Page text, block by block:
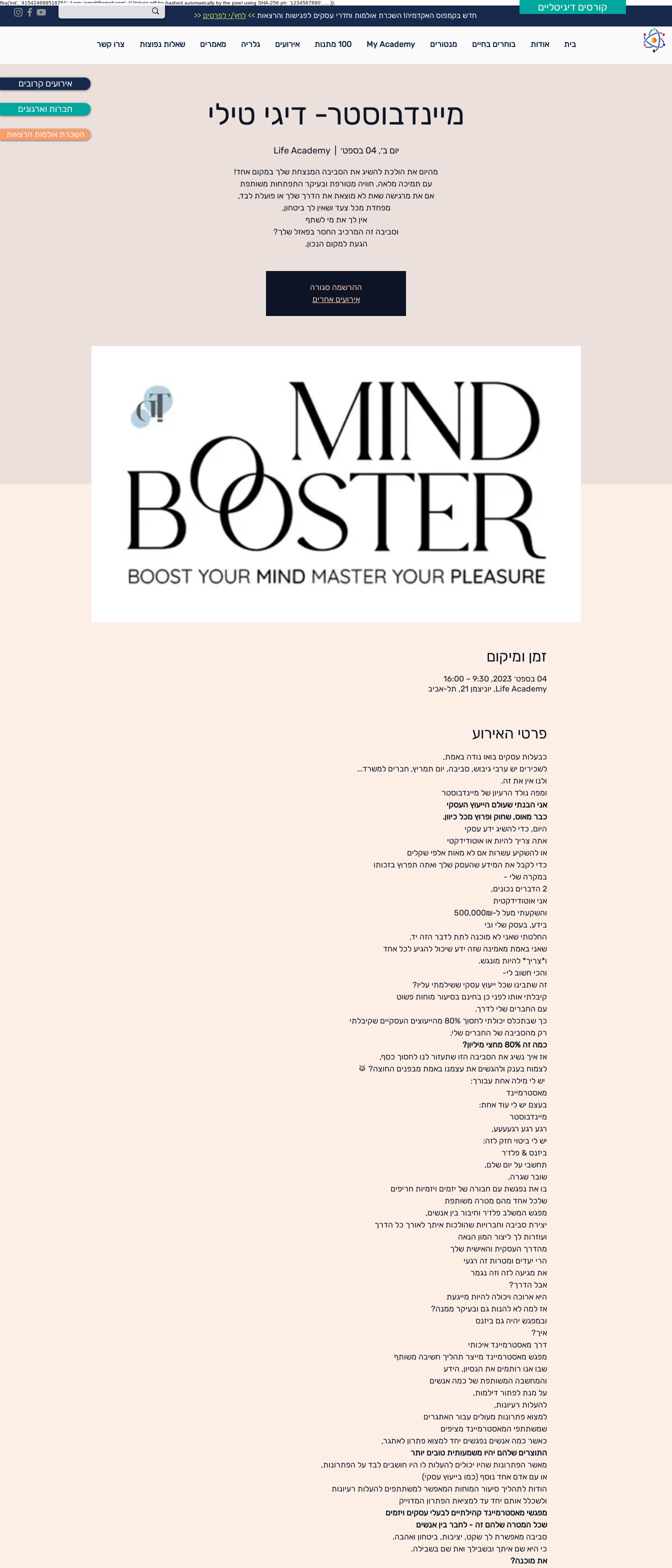
fbq('init', '415424699518761', { em: 'email@email.com', // Values will be hashed automatically by the pixel using SHA-256 ph: '1234567890', ... });
השכרת אולמות הרצאות
חברות וארגונים
אירועים קרובים
קורסים דיגיטליים
חדש בקמפוס האקדמיה! השכרת אולמות וחדרי עסקים לפגישות והרצאות>> לחץ/י לפרטים <<
בית אודות בוחרים בחיים מנטורים My Academy 100 מתנות אירועים גלריה מאמרים שאלות נפוצות צרו קשר
מיינדבוסטר- דיגי טילי
יום ב׳, 04 בספט׳
  |
Life Academy
הגעת למקום הנכון.
ההרשמה סגורה
אירועים אחרים
זמן ומיקום
04 בספט׳ 2023, 9:30 – 16:00
Life Academy, יוניצמן 21, תל-אביב
פרטי האירוע
כבעלות עסקים בואו נודה באמת,
לשכירים יש ערבי גיבוש, סביבה, יום תמריץ, חברים למשרד...
ולנו אין את זה.
ומפה נולד הרעיון של מיינדבוסטר
אני הבנתי שעולם הייעוץ העסקי
כבר מאוס, שחוק ופרוץ מכל כיוון.
היום, כדי להשיג ידע עסקי
אתה צריך להיות או אוטודידקטי
או להשקיע עשרות אם לא מאות אלפי שקלים
כדי לקבל את המידע שהעסק שלך ואתה תפרוץ בזכותו
במקרה שלי -
2 הדברים נכונים,
אני אוטודידקטית
והשקעתי מעל ל-500,000₪
בידע, בעסק שלי ובי
החלטתי שאני לא מוכנה לתת לדבר הזה יד,
שאני באמת מאמינה שזה ידע שיכול להגיע לכל אחד
ו*צריך* להיות מונגש.
והכי חשוב לי-
זה שתבינו שכל ייעוץ עסקי ששילמתי עליו?
קיבלתי אותו לפני כן בחינם בסיעור מוחות פשוט
עם החברים שלי לדרך.
כך שבתכלס יכולתי לחסוך 80% מהייעוצים העסקיים שקיבלתי
רק מהסביבה של החברים שלי.
כמה זה 80% מחצי מיליון?
אז איך נשיג את הסביבה הזו שתעזור לנו לחסוך כסף,
לצמוח בענק ולהגשים את עצמנו באמת מבפנים החוצה? 🥁
יש לי מילה אחת עבורך:
מאסטרמיינד
בעצם יש לי עוד אחת:
מיינדבוסטר
רגע רגע רגעעעע,
יש לי ביטוי חזק לזה:
ביזנס & פלז׳ר
תחשבי על יום שלם,
שובר שגרה,
בו את נפגשת עם חבורה של יזמים ויזמיות חריפים
שלכל אחד מהם מטרה משותפת
מפגש המשלב פלז׳ר וחיבור בין אנשים,
יצירת סביבה וחברויות שהולכות איתך לאורך כל הדרך
ועוזרות לך ליצור המון הנאה
מהדרך העסקית והאישית שלך
הרי יעדים ומטרות זה רגעי
את מגיעה לזה וזה נגמר
אבל הדרך?
היא ארוכה ויכולה להיות מייגעת
אז למה לא להנות גם ובעיקר ממנה?
ובמפגש יהיה גם ביזנס
איך?
דרך מאסטרמיינד איכותי
מפגש מאסטרמיינד מייצר תהליך חשיבה משותף
שבו אנו רותמים את הנסיון, הידע
והמחשבה המשותפת של כמה אנשים
על מנת לפתור דילמות,
להעלות רעיונות,
למצוא פתרונות מעולים עבור האתגרים
שמשתתפי המאסטרמיינד מציפים
כאשר כמה אנשים נפגשים יחד למצוא פתרון לאתגר,
התוצרים שלהם יהיו משמעותית טובים יותר
מאשר הפתרונות שהיו יכולים להעלות לו היו חושבים לבד על הפתרונות,
או עם אדם אחד נוסף (כמו בייעוץ עסקי)
הודות לתהליך סיעור המוחות המאפשר למשתתפים להעלות רעיונות
ולשכלל אותם יחד עד למציאת הפתרון המדוייק
מפגשי מאסטרמיינד קהילתיים לבעלי עסקים ויזמים
שכל המטרה שלהם זה - לחבר בין אנשים
סביבה מאפשרת לך שקט, יציבות, ביטחון ואהבה.
כי היא שם איתך ובשבילך ואת שם בשבילה.
את מוכנה?